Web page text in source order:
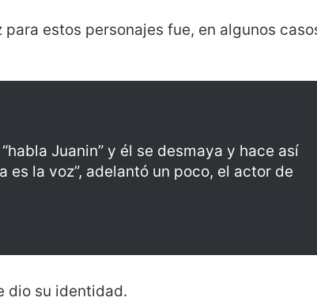
estos personajes fue, en algunos
Juanin” y él se desmaya y hace así
es la voz”, adelantó un poco, el actor de
dio su identidad.